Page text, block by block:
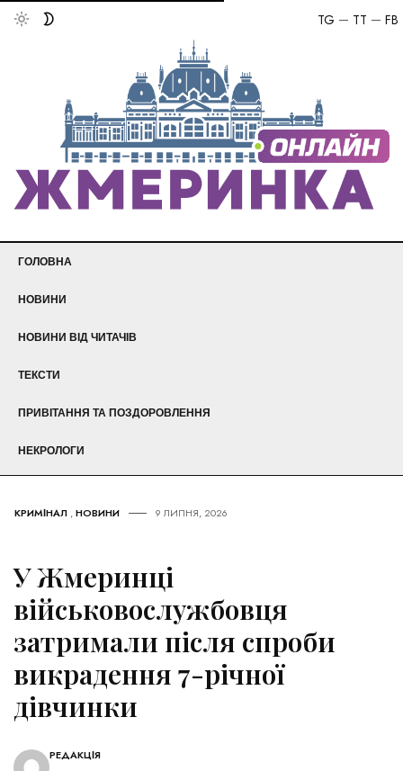
FB
TT
TG
ГОЛОВНА
НОВИНИ
НОВИНИ ВІД ЧИТАЧІВ
ТЕКСТИ
ПРИВІТАННЯ ТА ПОЗДОРОВЛЕННЯ
НЕКРОЛОГИ
КРИМІНАЛ ,НОВИНИ 9 ЛИПНЯ, 2026
У Жмеринці
військовослужбовця
затримали після спроби
викрадення 7-річної
дівчинки
РЕДАКЦІЯ